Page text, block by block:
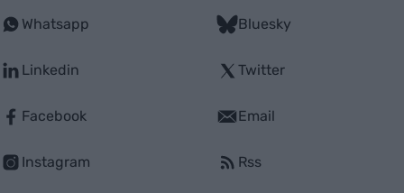
Whatsapp
Linkedin
Facebook
Instagram
Bluesky
Twitter
Email
Rss